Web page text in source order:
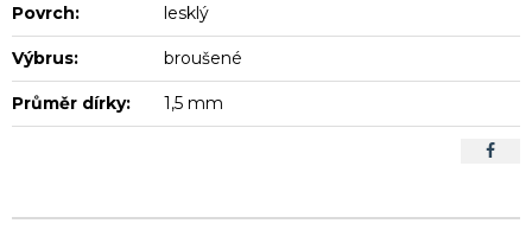
Povrch: lesklý
Výbrus: broušené
Průměr dírky: 1,5 mm